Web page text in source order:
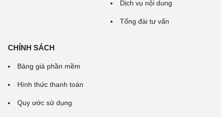
Dịch vụ nội dung
Tổng đài tư vấn
CHÍNH SÁCH
Bảng giá phần mềm
Hình thức thanh toán
Quy ước sử dụng